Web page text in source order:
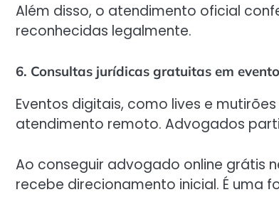
Além disso, o atendimento oficial
reconhecidas legalmente.
6. Consultas jurídicas gratuitas em
Eventos digitais, como lives e
atendimento remoto. Advogados
Ao conseguir advogado online grátis
recebe direcionamento inicial. É uma